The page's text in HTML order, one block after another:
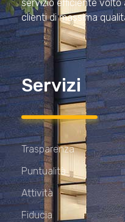
servizio efficiente volto
clienti di massima
Servizi
Trasparenza
Puntualità
Attività
Fiducia